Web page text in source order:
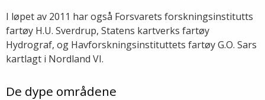
I løpet av 2011 har også Forsvarets forskningsinstitutts
fartøy H.U. Sverdrup, Statens kartverks fartøy
Hydrograf, og Havforskningsinstituttets fartøy G.O. Sars
kartlagt i Nordland VI.
De dype områdene